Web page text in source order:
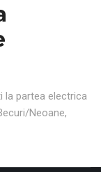
la partea electrica
Neoane,